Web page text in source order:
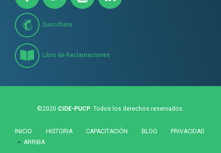
Suscríbete
Libro de Reclamaciones
©2020 CIDE-PUCP. Todos los derechos reservados.
INICIO HISTORIA CAPACITACIÓN BLOG
PRIVACIDAD
ARRIBA